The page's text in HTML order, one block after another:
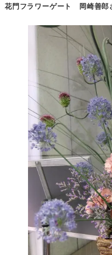
花門フラワーゲート 岡崎善郎